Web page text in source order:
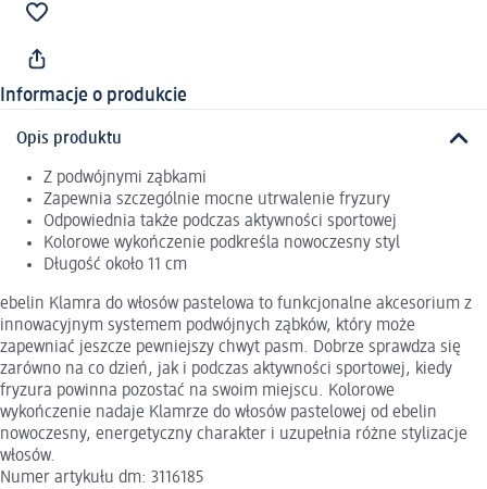
Informacje o produkcie
Opis produktu
Z podwójnymi ząbkami
Zapewnia szczególnie mocne utrwalenie fryzury
Odpowiednia także podczas aktywności sportowej
Kolorowe wykończenie podkreśla nowoczesny styl
Długość około 11 cm
ebelin Klamra do włosów pastelowa to funkcjonalne akcesorium z
innowacyjnym systemem podwójnych ząbków, który może
zapewniać jeszcze pewniejszy chwyt pasm. Dobrze sprawdza się
zarówno na co dzień, jak i podczas aktywności sportowej, kiedy
fryzura powinna pozostać na swoim miejscu. Kolorowe
wykończenie nadaje Klamrze do włosów pastelowej od ebelin
nowoczesny, energetyczny charakter i uzupełnia różne stylizacje
włosów.
Numer artykułu dm: 3116185